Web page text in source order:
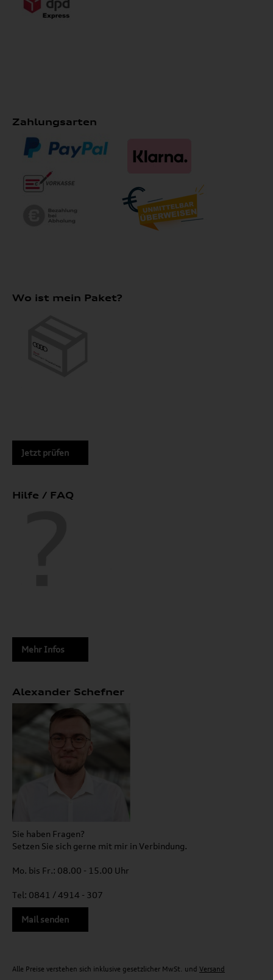
Zahlungsarten
Wo ist mein Paket?
Jetzt prüfen
Hilfe / FAQ
Mehr Infos
Alexander Schefner
Sie haben Fragen?
Setzen Sie sich gerne mit mir in Verbindung.
Mo. bis Fr.: 08.00 - 15.00 Uhr
Tel: 0841 / 4914 - 307
Mail senden
Alle Preise verstehen sich inklusive gesetzlicher MwSt. und Versand